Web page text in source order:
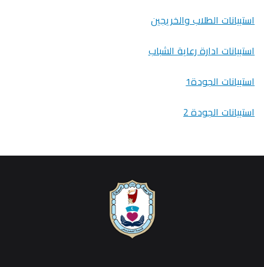
استبيانات الطلاب والخريجين
استبيانات ادارة رعاية الشباب
استبيانات الجودة1
استبيانات الجودة 2